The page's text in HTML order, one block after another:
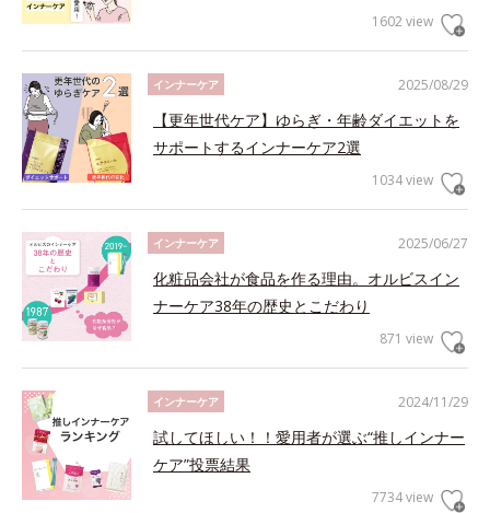
1602 view
2025/08/29
インナーケア
【更年世代ケア】ゆらぎ・年齢ダイエットを
サポートするインナーケア2選
1034 view
2025/06/27
インナーケア
化粧品会社が食品を作る理由。オルビスイン
ナーケア38年の歴史とこだわり
871 view
2024/11/29
インナーケア
試してほしい！！愛用者が選ぶ“推しインナー
ケア”投票結果
7734 view